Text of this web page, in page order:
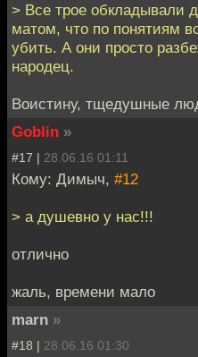
> Все трое обкладывали
матом, что по понятиям
убить. А они просто
народец.
Воистину, тщедушные
Goblin »
#17 | 28.06.16 01:11
Кому: Димыч, #12
> а душевно у нас!!!
отлично
жаль, времени мало
marn »
#18 | 28.06.16 01:30